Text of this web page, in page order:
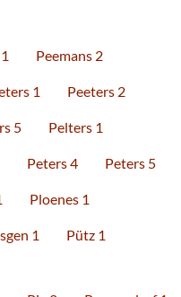
Peemans 2
1 Peeters 2
5 Pelters 1
Peters 4 Peters 5
Ploenes 1
1 Pütz 1